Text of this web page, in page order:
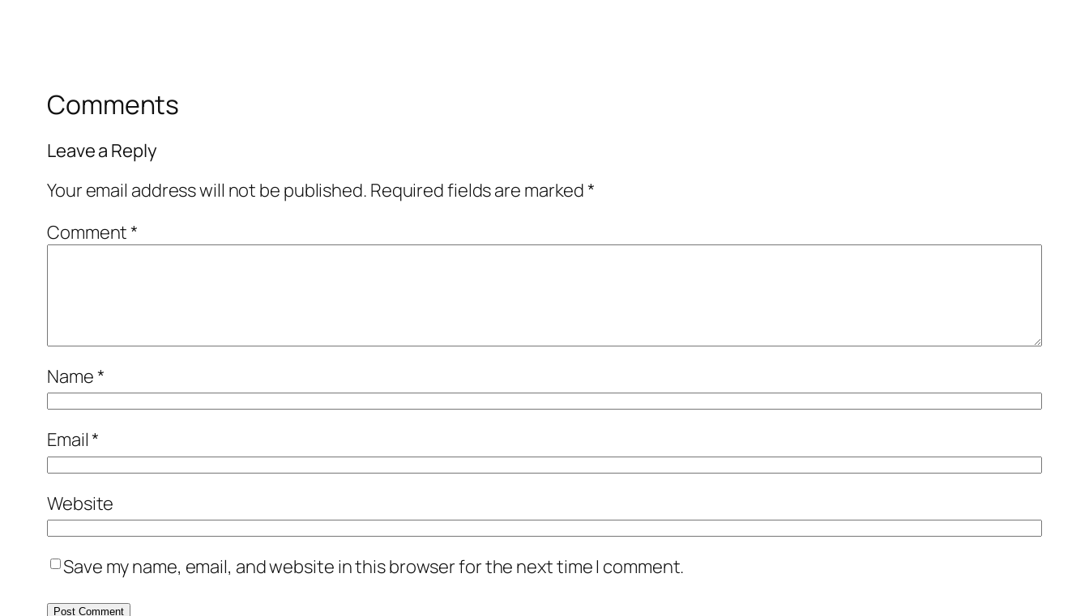
Comments
Leave a Reply
Your email address will not be published. Required fields are marked*
Comment*
Name*
Email*
Website
Save my name, email, and website in this browser for the next time I comment.